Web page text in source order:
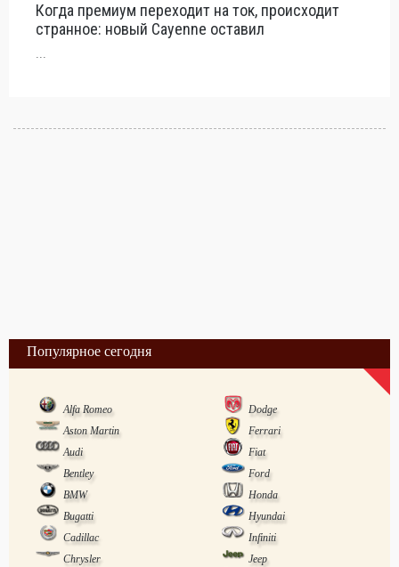
Когда премиум переходит на ток, происходит
странное: новый Cayenne оставил
...
Популярное сегодня
Alfa Romeo
Dodge
Aston Martin
Ferrari
Audi
Fiat
Bentley
Ford
BMW
Honda
Bugatti
Hyundai
Cadillac
Infiniti
Chrysler
Jeep